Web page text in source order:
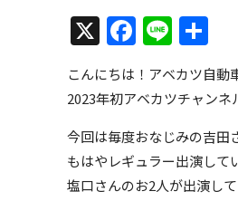
X Line
有
こんにちは！アベカツ自
2023年初アベカツチャンネ
今回は毎度おなじみの吉田
もはやレギュラー出演して
塩口さんのお2人が出演